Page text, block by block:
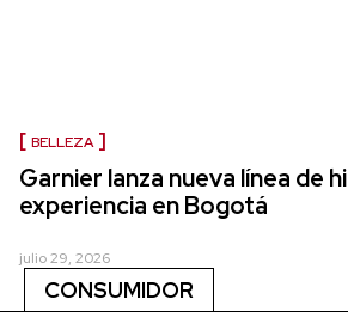
BELLEZA
Garnier lanza nueva línea de
experiencia en Bogotá
julio 29, 2026
CONSUMIDOR